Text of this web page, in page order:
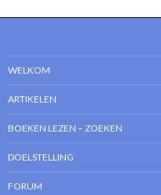
WELKOM
ARTIKELEN
BOEKEN LEZEN – ZOEKEN
DOELSTELLING
FORUM